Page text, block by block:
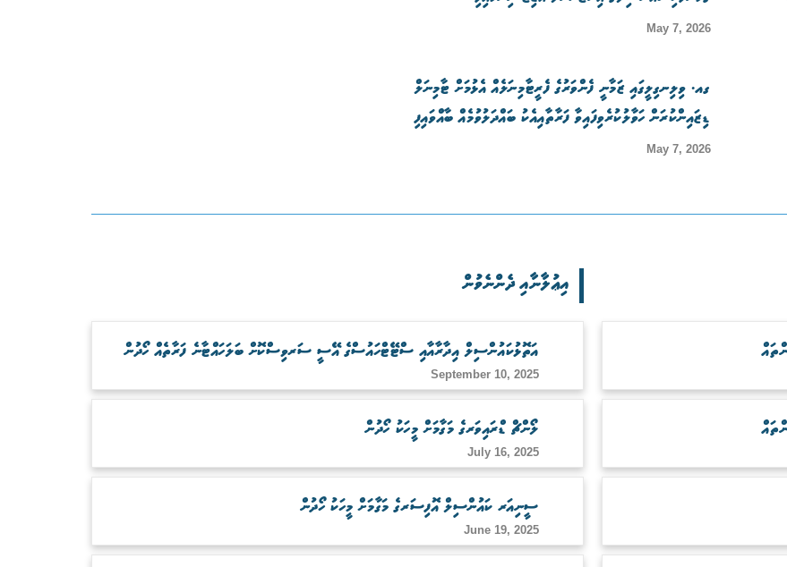
May 7, 2026
ގއ. ވިލިނގިލީގައި ޒަމާނީ ފެންވަރުގެ ފެރީޓާމިނަލެއް އެޅުމަށް ޓާމިނަލް
ޑިޒައިންކުރަން ހަވާލުކުރެވިފައިވާ ފަރާތާއިއެކު ބައްދަލުވުމެއް ބާއްވައިފި
May 7, 2026
އިޢުލާނާއި ދެންނެވުން
އަތޮޅުކައުންސިލް އިދާރާއާއި ސްޓޭޓްހައުސްގެ އޭސީ ސަރވިސްކޮށް ބަލަހައްޓާނެ ފަރާތެއް ހޯދުން
September 10, 2025
ލޯންޗް ޑްރައިވަރގެ މަގާމަށް މީހަކު ހޯދުން
July 16, 2025
ސީނިއަރ ކައުންސިލް އޮފިސަރގެ މަގާމަށް މީހަކު ހޯދުން
June 19, 2025